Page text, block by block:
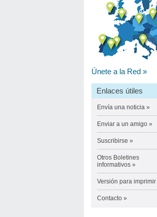
Únete a la Red »
Enlaces útiles
Envía una noticia »
Enviar a un amigo »
Suscribirse »
Otros Boletines
informativos »
Versión para imprimir
Contacto »